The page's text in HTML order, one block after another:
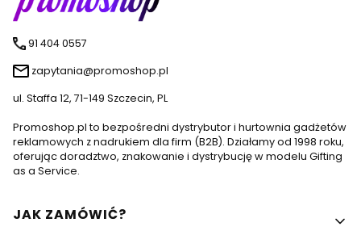
91 404 0557
zapytania@promoshop.pl
ul. Staffa 12, 71-149 Szczecin, PL
Promoshop.pl to bezpośredni dystrybutor i hurtownia gadżetów
reklamowych z nadrukiem dla firm (B2B). Działamy od 1998 roku,
oferując doradztwo, znakowanie i dystrybucję w modelu Gifting
as a Service.
Linki w stopce
JAK ZAMÓWIĆ?